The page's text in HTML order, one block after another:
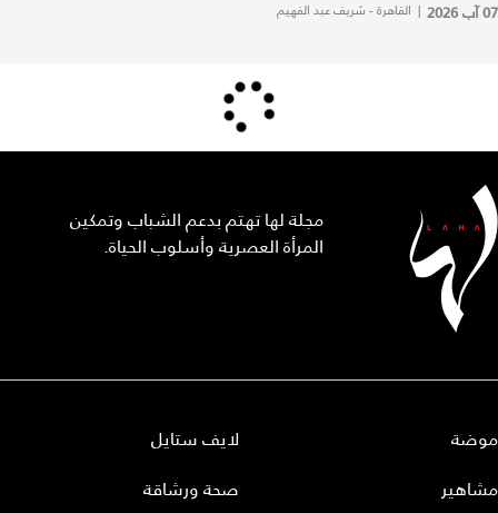
07 آب 2026 | القاهرة - شريف عبد الفهيم
مجلة لها تهتم بدعم الشباب وتمكين
المرأة العصرية وأسلوب الحياة.
موضة
مشاهير
لايف ستايل
صحة ورشاقة